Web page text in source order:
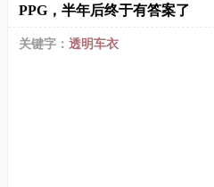
PPG，半年后终于有答案了
关键字： 透明车衣